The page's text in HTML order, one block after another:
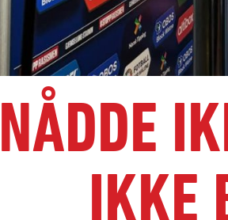
NÅDDE